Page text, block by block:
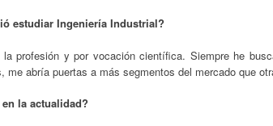
estudiar Ingeniería Industrial?
la profesión y por vocación científica. Siempre he
me abría puertas a más segmentos del mercado que
la actualidad?